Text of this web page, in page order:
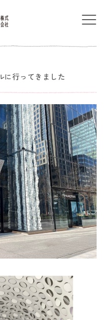
に行ってきました